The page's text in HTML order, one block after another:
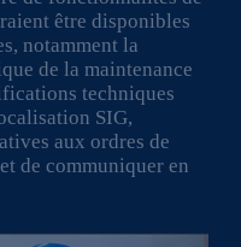
être disponibles
notamment la
de la maintenance
techniques
SIG,
aux ordres de
de communiquer en